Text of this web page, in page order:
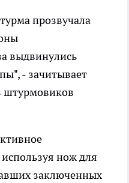
прозвучала
выдвинулись
- зачитывает
штурмовиков
нож для
заключенных